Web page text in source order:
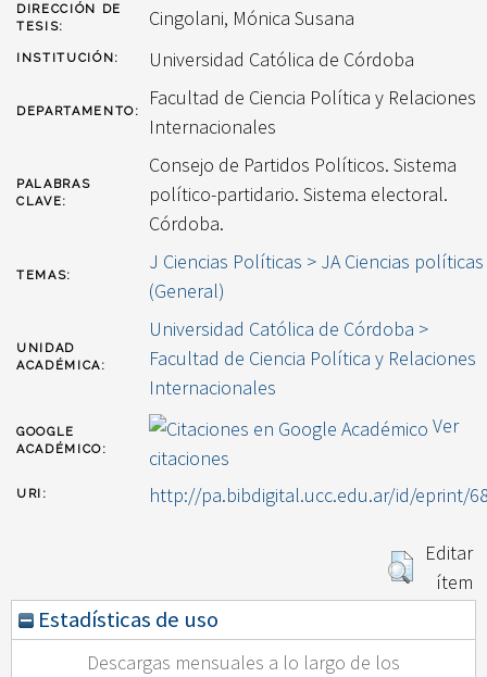
DIRECCIÓN DE
TESIS:
Cingolani, Mónica Susana
INSTITUCIÓN: Universidad Católica de Córdoba
DEPARTAMENTO:
Facultad de Ciencia Política y Relaciones
Internacionales
PALABRAS
CLAVE:
Consejo de Partidos Políticos. Sistema
político-partidario. Sistema electoral.
Córdoba.
TEMAS:
J Ciencias Políticas > JA Ciencias políticas
(General)
UNIDAD
ACADÉMICA:
Universidad Católica de Córdoba >
Facultad de Ciencia Política y Relaciones
Internacionales
GOOGLE
ACADÉMICO:
Ver
citaciones
URI: http://pa.bibdigital.ucc.edu.ar/id/eprint/
Editar
ítem
Estadísticas de uso
Descargas mensuales a lo largo de los